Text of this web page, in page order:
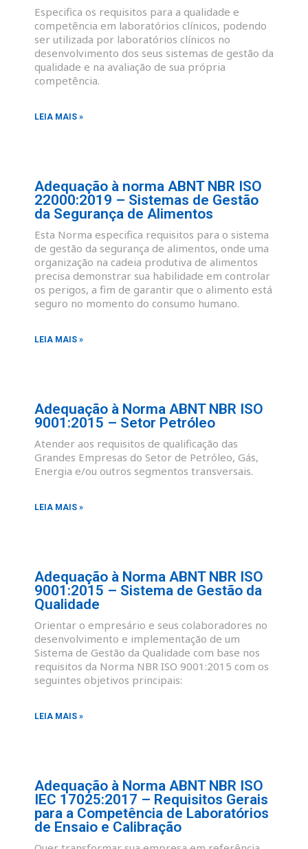
Especifica os requisitos para a qualidade e
competência em laboratórios clínicos, podendo
ser utilizada por laboratórios clínicos no
desenvolvimento dos seus sistemas de gestão da
qualidade e na avaliação de sua própria
competência.
LEIA MAIS »
Adequação à norma ABNT NBR ISO
22000:2019 – Sistemas de Gestão
da Segurança de Alimentos
Esta Norma especifica requisitos para o sistema
de gestão da segurança de alimentos, onde uma
organização na cadeia produtiva de alimentos
precisa demonstrar sua habilidade em controlar
os perigos, a fim de garantir que o alimento está
seguro no momento do consumo humano.
LEIA MAIS »
Adequação à Norma ABNT NBR ISO
9001:2015 – Setor Petróleo
Atender aos requisitos de qualificação das
Grandes Empresas do Setor de Petróleo, Gás,
Energia e/ou outros segmentos transversais.
LEIA MAIS »
Adequação à Norma ABNT NBR ISO
9001:2015 – Sistema de Gestão da
Qualidade
Orientar o empresário e seus colaboradores no
desenvolvimento e implementação de um
Sistema de Gestão da Qualidade com base nos
requisitos da Norma NBR ISO 9001:2015 com os
seguintes objetivos principais:
LEIA MAIS »
Adequação à Norma ABNT NBR ISO
IEC 17025:2017 – Requisitos Gerais
para a Competência de Laboratórios
de Ensaio e Calibração